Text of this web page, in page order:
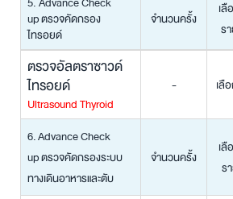
up ตรวจคัดกรอง
ไทรอยด์
จำนวนครั้ง
เลื
ร
ตรวจอัลตราซาวด์
ไทรอยด์
Ultrasound Thyroid
- เลื
6. Advance Check
up ตรวจคัดกรองระบบ
ทางเดินอาหารและตับ
จำนวนครั้ง
เลื
ร